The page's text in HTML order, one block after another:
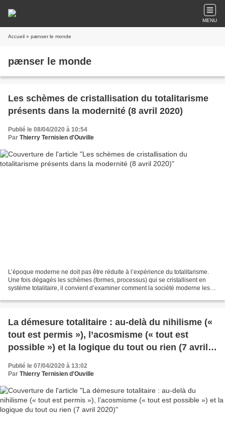
MENU
Accueil » pænser le monde
pænser le monde
Les schèmes de cristallisation du totalitarisme
présents dans la modernité (8 avril 2020)
Publié le 08/04/2020 à 10:54
Par Thierry Ternisien d'Ouville
L’époque moderne ne doit pas être réduite à l’expérience du totalitarisme.
Une fois dégagés les schèmes (formes, processus) qui se cristallisent en
système totalitaire, il convient d’examiner comment la société moderne les
La démesure totalitaire : au-delà du nihilisme («
tout est permis »), l’acosmisme (« tout est
possible ») et la logique du tout ou rien (7 avril
Publié le 07/04/2020 à 13:02
Par Thierry Ternisien d'Ouville